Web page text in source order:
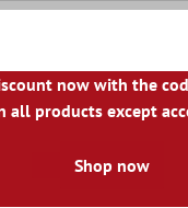
Szkło Marmur
now with the
all products except
Shop now